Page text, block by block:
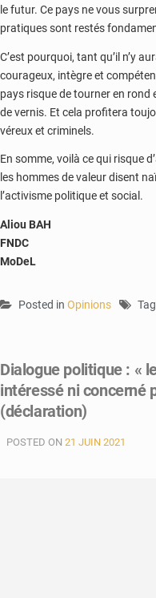
le futur. Ce pays ne vous
pratiques sont restés
C’est pourquoi, tant qu’il n’y
courageux, intègre et
pays risque de tourner en rond
de vernis. Et cela profitera
véreux et criminels.
En somme, voilà ce qui risque
les hommes de valeur disent
l’activisme politique et social.
Aliou BAH
FNDC
MoDeL
Posted in Opinions
Dialogue politique : «
intéressé ni concerné
(déclaration)
POSTED ON 21 JUIN 2021